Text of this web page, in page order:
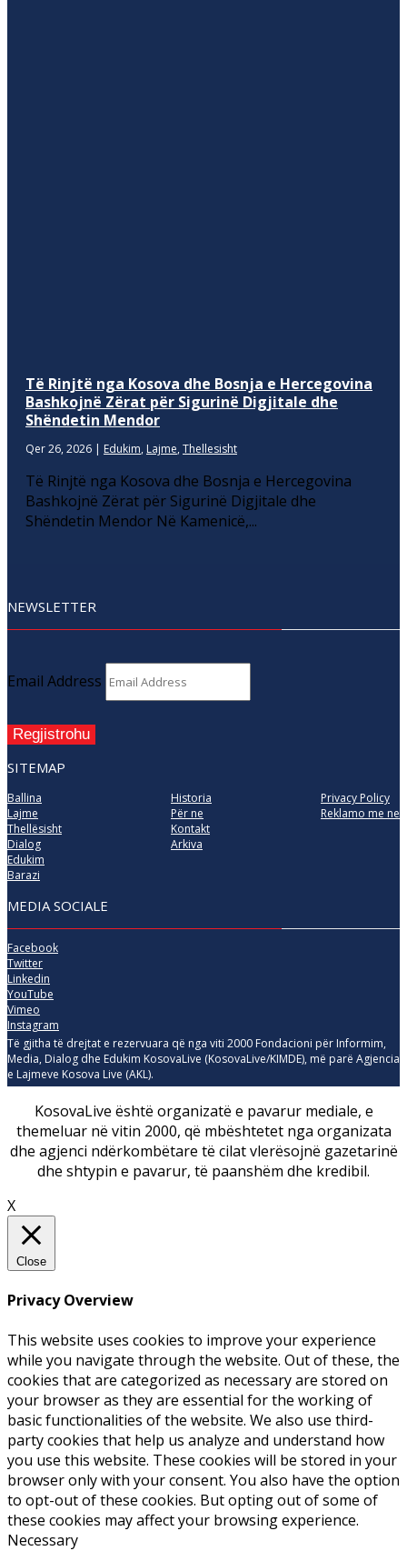
Të Rinjtë nga Kosova dhe Bosnja e Hercegovina
Bashkojnë Zërat për Sigurinë Digjitale dhe
Shëndetin Mendor
Qer 26, 2026 | Edukim, Lajme, Thellesisht
Të Rinjtë nga Kosova dhe Bosnja e Hercegovina
Bashkojnë Zërat për Sigurinë Digjitale dhe
Shëndetin Mendor Në Kamenicë,...
NEWSLETTER
Email Address
Regjistrohu
SITEMAP
Ballina
Lajme
Thellësisht
Dialog
Edukim
Barazi
Historia
Për ne
Kontakt
Arkiva
Privacy Policy
Reklamo me ne
MEDIA SOCIALE
Facebook
Twitter
Linkedin
YouTube
Vimeo
Instagram
Të gjitha të drejtat e rezervuara që nga viti 2000 Fondacioni për Informim,
Media, Dialog dhe Edukim KosovaLive (KosovaLive/KIMDE), më parë Agjencia
e Lajmeve Kosova Live (AKL).
KosovaLive është organizatë e pavarur mediale, e
themeluar në vitin 2000, që mbështetet nga organizata
dhe agjenci ndërkombëtare të cilat vlerësojnë gazetarinë
dhe shtypin e pavarur, të paanshëm dhe kredibil.
X
Close
Privacy Overview
This website uses cookies to improve your experience
while you navigate through the website. Out of these, the
cookies that are categorized as necessary are stored on
your browser as they are essential for the working of
basic functionalities of the website. We also use third-
party cookies that help us analyze and understand how
you use this website. These cookies will be stored in your
browser only with your consent. You also have the option
to opt-out of these cookies. But opting out of some of
these cookies may affect your browsing experience.
Necessary